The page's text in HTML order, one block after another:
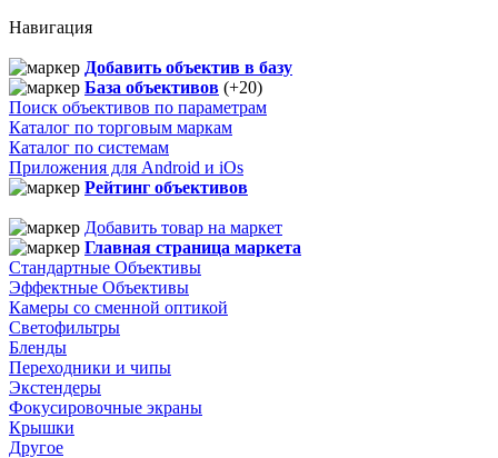
Навигация
Добавить объектив в базу
База объективов (+20)
Поиск объективов по параметрам
Каталог по торговым маркам
Каталог по системам
Приложения для Android и iOs
Рейтинг объективов
Добавить товар на маркет
Главная страница маркета
Стандартные Объективы
Эффектные Объективы
Камеры со сменной оптикой
Светофильтры
Бленды
Переходники и чипы
Экстендеры
Фокусировочные экраны
Крышки
Другое